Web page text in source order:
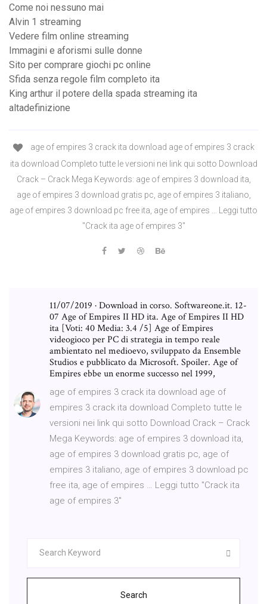
Come noi nessuno mai
Alvin 1 streaming
Vedere film online streaming
Immagini e aforismi sulle donne
Sito per comprare giochi pc online
Sfida senza regole film completo ita
King arthur il potere della spada streaming ita
altadefinizione
age of empires 3 crack ita download age of empires 3 crack
ita download Completo tutte le versioni nei link qui sotto Download
Crack – Crack Mega Keywords: age of empires 3 download ita,
age of empires 3 download gratis pc, age of empires 3 italiano,
age of empires 3 download pc free ita, age of empires … Leggi tutto
"Crack ita age of empires 3"
11/07/2019 · Download in corso. Softwareone.it. 12-
07 Age of Empires II HD ita. Age of Empires II HD
ita [Voti: 40 Media: 3.4 /5] Age of Empires
videogioco per PC di strategia in tempo reale
ambientato nel medioevo, sviluppato da Ensemble
Studios e pubblicato da Microsoft. Spoiler. Age of
Empires ebbe un enorme successo nel 1999,
age of empires 3 crack ita download age of
empires 3 crack ita download Completo tutte le
versioni nei link qui sotto Download Crack – Crack
Mega Keywords: age of empires 3 download ita,
age of empires 3 download gratis pc, age of
empires 3 italiano, age of empires 3 download pc
free ita, age of empires … Leggi tutto "Crack ita
age of empires 3"
Search